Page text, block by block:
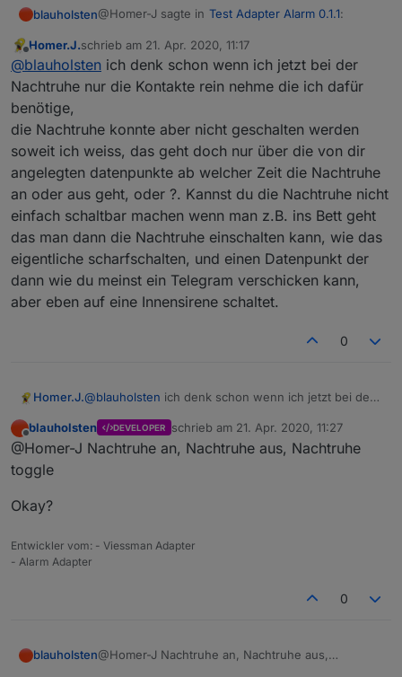
blauholsten@Homer-J sagte in Test Adapter Alarm 0.1.1:
Hallo@blauholstenist eigentlich schon so
aufgebaut wie du es jetzt hast das z.B. im
Schaltung bei Abwesenheit, und einen bei
Anwesenheit für Nachts da könnte man doch
jetzt den Nachtkreis nehmen wo nur die
Fenster und Türkontakte reinkommen, wenn
dann z.B. ein Fenster geöffnet wird soll die
Innensirene auslösen oder was auch immer.
Hoffe hab es jetzt verständlich geschrieben.
Grüße
Eigentlich schon, aber ich steh trotzdem etwas auf
Du würdest quasi gerne einen Datenpunkt haben,
der gesetzt wird wenn es eine Veränderung z.B
bei der Nachtruhe kommt und der ggf. wie die
eigentliche Sirene funktioniert?
Du falls du das meinst, wäre das von der
Funktionsweise wie Benachrichtigungen...
Offline
Homer.J.schrieb am 21. Apr. 2020, 11:17
zuletzt editiert von
@blauholsten ich denk schon wenn ich jetzt bei der
Nachtruhe nur die Kontakte rein nehme die ich dafür
benötige,
die Nachtruhe konnte aber nicht geschalten werden
soweit ich weiss, das geht doch nur über die von dir
angelegten datenpunkte ab welcher Zeit die Nachtruhe
an oder aus geht, oder ?. Kannst du die Nachtruhe nicht
einfach schaltbar machen wenn man z.B. ins Bett geht
das man dann die Nachtruhe einschalten kann, wie das
eigentliche scharfschalten, und einen Datenpunkt der
dann wie du meinst ein Telegram verschicken kann,
aber eben auf eine Innensirene schaltet.
0
Homer.J.@blauholsten ich denk schon wenn ich jetzt bei der
benötige,
die Nachtruhe konnte aber nicht geschalten werden
einschalten kann, wie das eigentliche scharfschalten,
und einen Datenpunkt der dann wie du meinst ein
Offline
blauholsten DEVELOPER schrieb am 21. Apr. 2020, 11:27
zuletzt editiert von
@Homer-J Nachtruhe an, Nachtruhe aus, Nachtruhe
toggle
Okay?
Entwickler vom: - Viessman Adapter
- Alarm Adapter
0
blauholsten@Homer-J Nachtruhe an, Nachtruhe aus,